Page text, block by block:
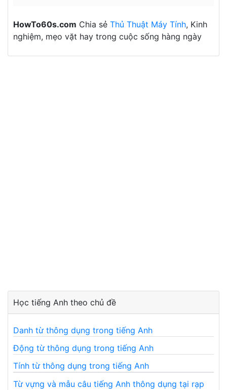
HowTo60s.com Chia sẻ Thủ Thuật Máy Tính, Kinh
nghiệm, mẹo vặt hay trong cuộc sống hàng ngày
Học tiếng Anh theo chủ đề
Danh từ thông dụng trong tiếng Anh
Động từ thông dụng trong tiếng Anh
Tính từ thông dụng trong tiếng Anh
Từ vựng và mẫu câu tiếng Anh thông dụng tại rạp